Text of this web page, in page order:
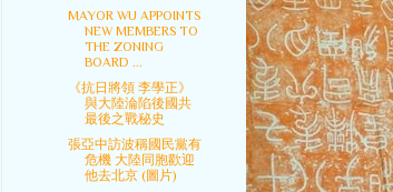
MAYOR WU APPOINTS
NEW MEMBERS TO
THE ZONING
BOARD ...
《抗日將領 李學正》
與大陸淪陷後國共
最後之戰秘史
張亞中訪波稱國民黨有
危機 大陸同胞歡迎
他去北京 (圖片)